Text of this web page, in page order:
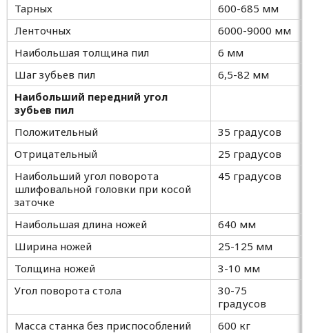
Тарных
600-685 мм
Ленточных
6000-9000 мм
Наибольшая толщина пил
6 мм
Шаг зубьев пил
6,5-82 мм
Наибольший передний угол
зубьев пил
Положительный
35 градусов
Отрицательный
25 градусов
Наибольший угол поворота
шлифовальной головки при косой
заточке
45 градусов
Наибольшая длина ножей
640 мм
Ширина ножей
25-125 мм
Толщина ножей
3-10 мм
Угол поворота стола
30-75
градусов
Масса станка без приспособлений
600 кг